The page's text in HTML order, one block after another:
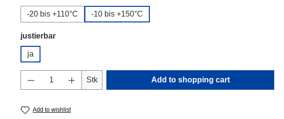
-20 bis +110°C -10 bis +150°C
Select
justierbar
ja
Product Quantity: Enter the desired amount or
Stk Add to shopping cart
Add to wishlist